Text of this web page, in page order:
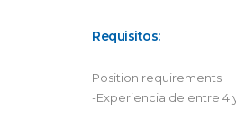
Requisitos:
Position requirements
-Experiencia de entre 4